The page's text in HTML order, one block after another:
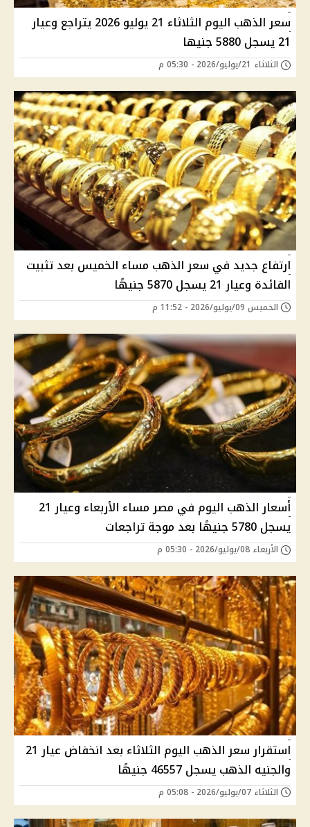
سعر الذهب اليوم الثلاثاء 21 يوليو 2026 يتراجع وعيار
21 يسجل 5880 جنيها
الثلاثاء 21/يوليو/2026 - 05:30 م
ارتفاع جديد في سعر الذهب مساء الخميس بعد تثبيت
الفائدة وعيار 21 يسجل 5870 جنيهًا
الخميس 09/يوليو/2026 - 11:52 م
أسعار الذهب اليوم في مصر مساء الأربعاء وعيار 21
يسجل 5780 جنيهًا بعد موجة تراجعات
الأربعاء 08/يوليو/2026 - 05:30 م
استقرار سعر الذهب اليوم الثلاثاء بعد انخفاض عيار 21
والجنيه الذهب يسجل 46557 جنيهًا
الثلاثاء 07/يوليو/2026 - 05:08 م